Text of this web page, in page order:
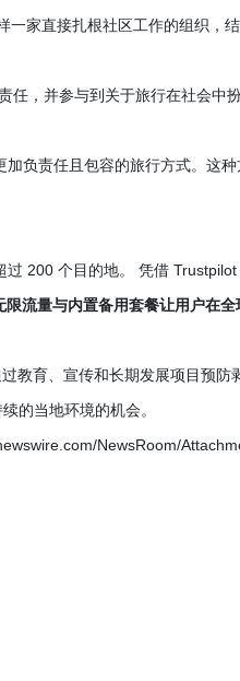
家直接扎根社区工作的组织，
任，并参与到关于旅行在社会
负责任且包容的旅行方式。这
过 200 个目的地。 凭借
限流量与内置备用套餐让用户在全
教育、宣传和长期发展项目预
的当地环境的机会。
NewsRoom/